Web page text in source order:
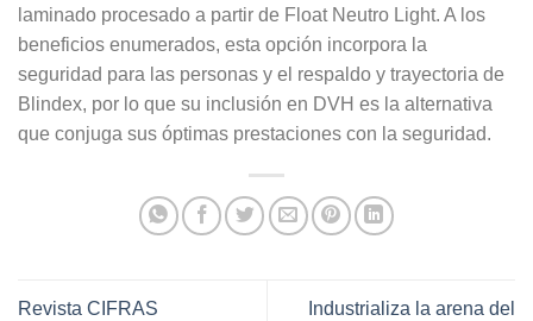
laminado procesado a partir de Float Neutro Light. A los
beneficios enumerados, esta opción incorpora la
seguridad para las personas y el respaldo y trayectoria de
Blindex, por lo que su inclusión en DVH es la alternativa
que conjuga sus óptimas prestaciones con la seguridad.
Revista CIFRAS
Industrializa la arena del